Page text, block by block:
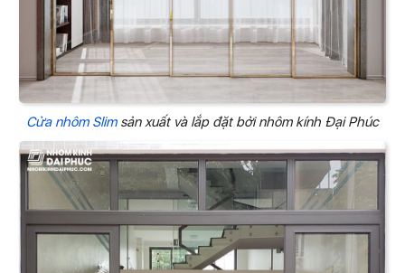
Cửa nhôm Slimsản xuất và lắp đặt bởi nhôm kính Đại Phúc